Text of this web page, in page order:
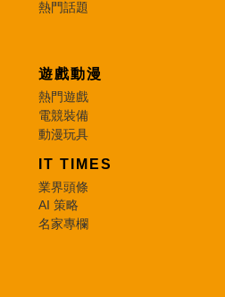
熱門話題
遊戲動漫
熱門遊戲
電競裝備
動漫玩具
IT TIMES
業界頭條
AI 策略
名家專欄